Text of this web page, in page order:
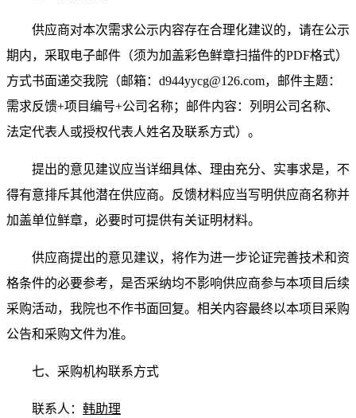
供应商对本次需求公示内容存在合理化建议的，请在公示
期内，采取电子邮件（须为加盖彩色鲜章扫描件的PDF格式）
方式书面递交我院（邮箱：d944yycg@126.com，邮件主题：
需求反馈+项目编号+公司名称；邮件内容：列明公司名称、
法定代表人或授权代表人姓名及联系方式）。
提出的意见建议应当详细具体、理由充分、实事求是，不
得有意排斥其他潜在供应商。反馈材料应当写明供应商名称并
加盖单位鲜章，必要时可提供有关证明材料。
供应商提出的意见建议，将作为进一步论证完善技术和资
格条件的必要参考，是否采纳均不影响供应商参与本项目后续
采购活动，我院也不作书面回复。相关内容最终以本项目采购
公告和采购文件为准。
七、采购机构联系方式
联系人： 韩助理